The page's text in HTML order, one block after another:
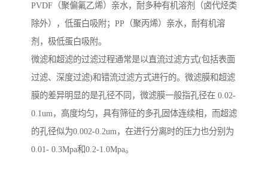
PVDF（聚偏氟乙烯）亲水，耐多种有机溶剂（卤代烃类
除外），低蛋白吸附；PP（聚丙烯）亲水，耐有机溶
剂，极低蛋白吸附。
微滤和超滤的过滤过程通常是以直流过滤方式(包括表面
过滤、深度过滤)和错流过滤方式进行的。微滤膜和超滤
膜的差异明显的是孔径不同，微滤膜一般指孔径在 0.02-
0.1um，高度均匀，具有筛征的多孔固体连续相，而超滤
的孔径似为0.002-0.2um，在进行分离时的压力也分别为
0.01- 0.3Mpa和0.2-1.0Mpa。